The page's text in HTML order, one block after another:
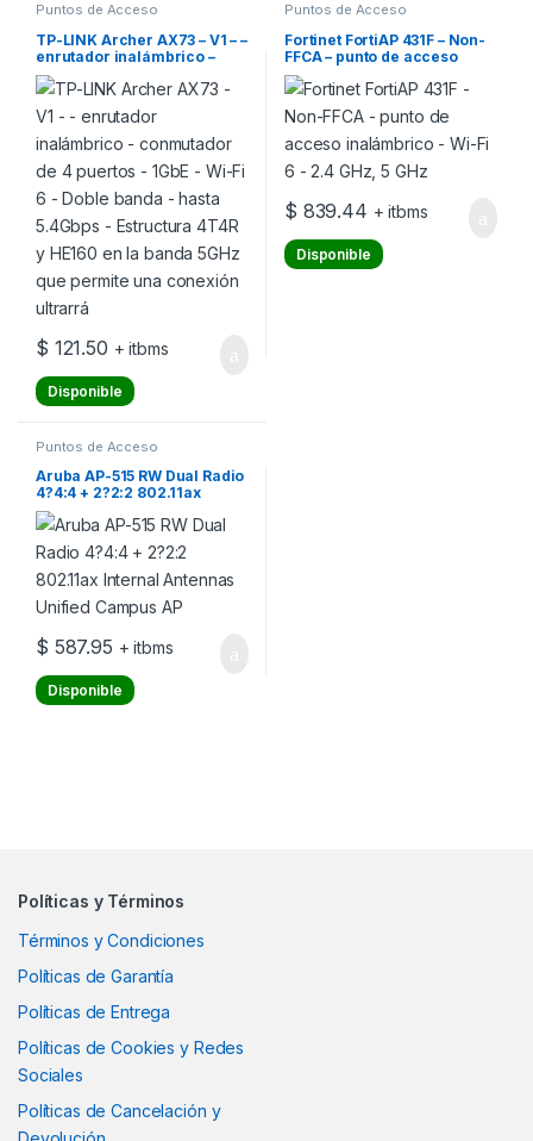
Puntos de Acceso
TP-LINK Archer AX73 – V1 – –
enrutador inalámbrico –
conmutador de 4 puertos –
1GbE – Wi-Fi 6 – Doble banda
– hasta 5.4Gbps – Estructura
4T4R y HE160 en la banda
5GHz que permite una
$ 121.50 + itbms
Disponible
Puntos de Acceso
Fortinet FortiAP 431F – Non-
FFCA – punto de acceso
inalámbrico – Wi-Fi 6 – 2.4
GHz, 5 GHz
$ 839.44 + itbms
Disponible
Puntos de Acceso
Aruba AP-515 RW Dual Radio
4?4:4 + 2?2:2 802.11ax
Internal Antennas Unified
Campus AP
$ 587.95 + itbms
Disponible
Políticas y Términos
Términos y Condiciones
Políticas de Garantía
Políticas de Entrega
Políticas de Cookies y Redes
Sociales
Políticas de Cancelación y